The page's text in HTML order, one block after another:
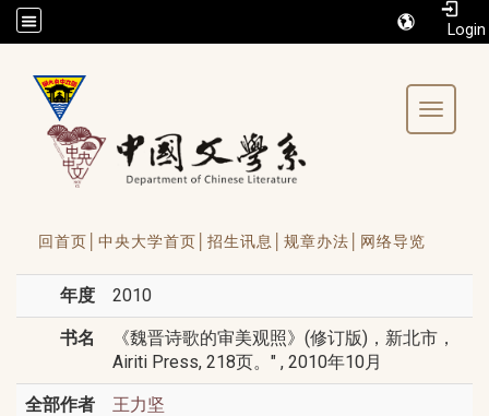
/accesskey"" title="Toolbar">:::
Toggle
回首页│ 中央大学首页│ 招生讯息│ 规章办法│ 网络导览
年度 2010
书名
《魏晋诗歌的审美观照》(修订版)，新北市，
Airiti Press, 218页。" , 2010年10月
全部作者 王力坚